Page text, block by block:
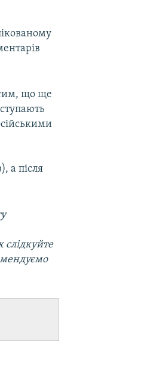
тим, що ще
а після
слідкуйте